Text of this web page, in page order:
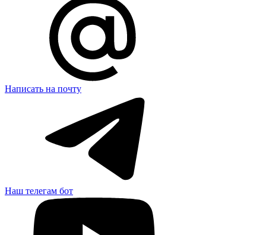
Написать на почту
Наш телегам бот